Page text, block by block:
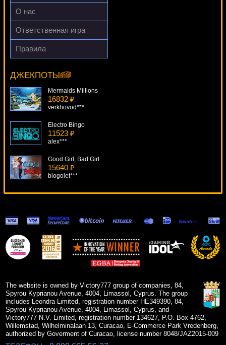
drink***
О нас
Ответственная игра
Правила
ДЖЕКПОТЫ
Diamond Dreams
Deni***
Mermaids Millions
16832 ₽
verkhovod***
Electro Bingo
11523 ₽
alex***
Good Girl, Bad Girl
15640 ₽
blogolet***
Riches Of Cleopatra
6133 ₽
Root77***
Lucky Witch
The website is owned by Victory777 group of companies, 84,
Spyrou Kyprianou Avenue, 4004, Limassol, Cyprus. The group
includes Leondra Limited, registration number HE349390, 84,
Spyrou Kyprianou Avenue, 4004, Limassol, Cyprus, and
Victory777 N.V. Limited, registration number 134627, P.O. Box 4762,
Willemstad, Wilhelminalaan 13, Curacao, E-Commerce Park Vredenberg,
authorized by Goverment of Curacao, license number 8048/JAZ2015-009